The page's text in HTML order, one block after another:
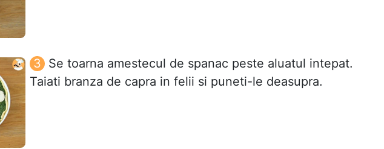
Se toarna amestecul de spanac peste aluatul intepat.
Taiati branza de capra in felii si puneti-le deasupra.